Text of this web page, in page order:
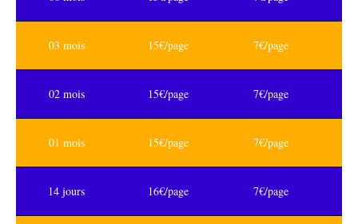
03 mois 15€/page 7€/page
02 mois 15€/page 7€/page
01 mois 15€/page 7€/page
14 jours 16€/page 7€/page